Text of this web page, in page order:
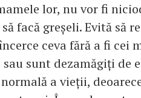
lor, nu vor fi
facă greșeli. Evită să
ceva fără a fi cei
sau sunt dezamăgiți de
a vieții,